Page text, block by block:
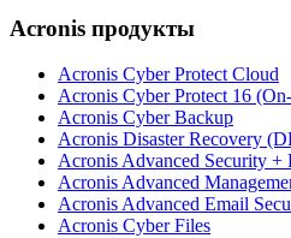
Acronis продукты
Acronis Cyber Protect Cloud
Acronis Cyber Protect 16
Acronis Cyber Backup
Acronis Disaster Recovery
Acronis Advanced Security +
Acronis Advanced
Acronis Advanced Email
Acronis Cyber Files